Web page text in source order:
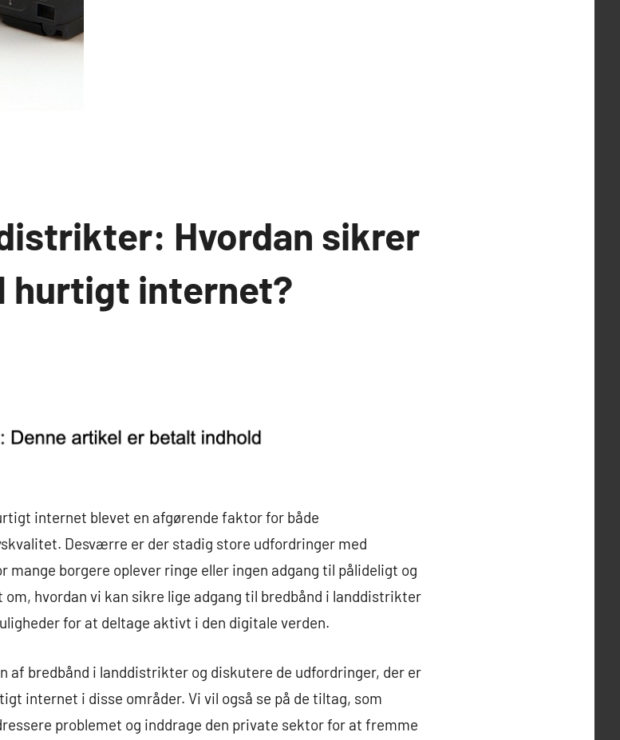
Hvordan sikrer
hurtigt internet?
internet blevet en afgørende faktor for både
Desværre er der stadig store udfordringer med
borgere oplever ringe eller ingen adgang til pålideligt og
hvordan vi kan sikre lige adgang til bredbånd i landdistrikter
for at deltage aktivt i den digitale verden.
af bredbånd i landdistrikter og diskutere de udfordringer, der er
internet i disse områder. Vi vil også se på de tiltag, som
problemet og inddrage den private sektor for at fremme